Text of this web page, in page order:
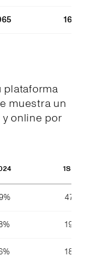
plataforma
muestra un
online por
47,8%
19,4%
18,4%